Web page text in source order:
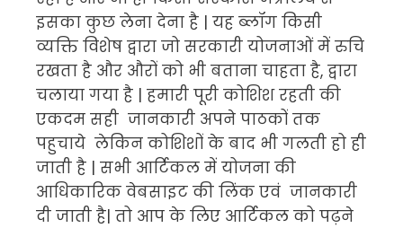
इसका कुछ लेना देना है | यह ब्लॉग किसी
व्यक्ति विशेष द्वारा जो सरकारी योजनाओं में रुचि
रखता है और औरों को भी बताना चाहता है, द्वारा
चलाया गया है | हमारी पूरी कोशिश रहती की
एकदम सही जानकारी अपने पाठकों तक
पहुचाये लेकिन कोशिशों के बाद भी गलती हो ही
जाती है | सभी आर्टिकल में योजना की
आधिकारिक वेबसाइट की लिंक एवं जानकारी
दी जाती है| तो आप के लिए आर्टिकल को पढ़ने